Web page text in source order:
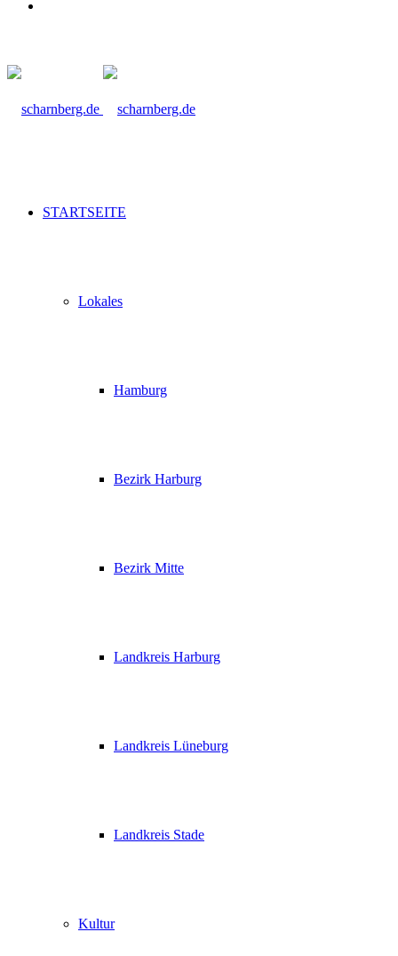
STARTSEITE
Lokales
Hamburg
Bezirk Harburg
Bezirk Mitte
Landkreis Harburg
Landkreis Lüneburg
Landkreis Stade
Kultur